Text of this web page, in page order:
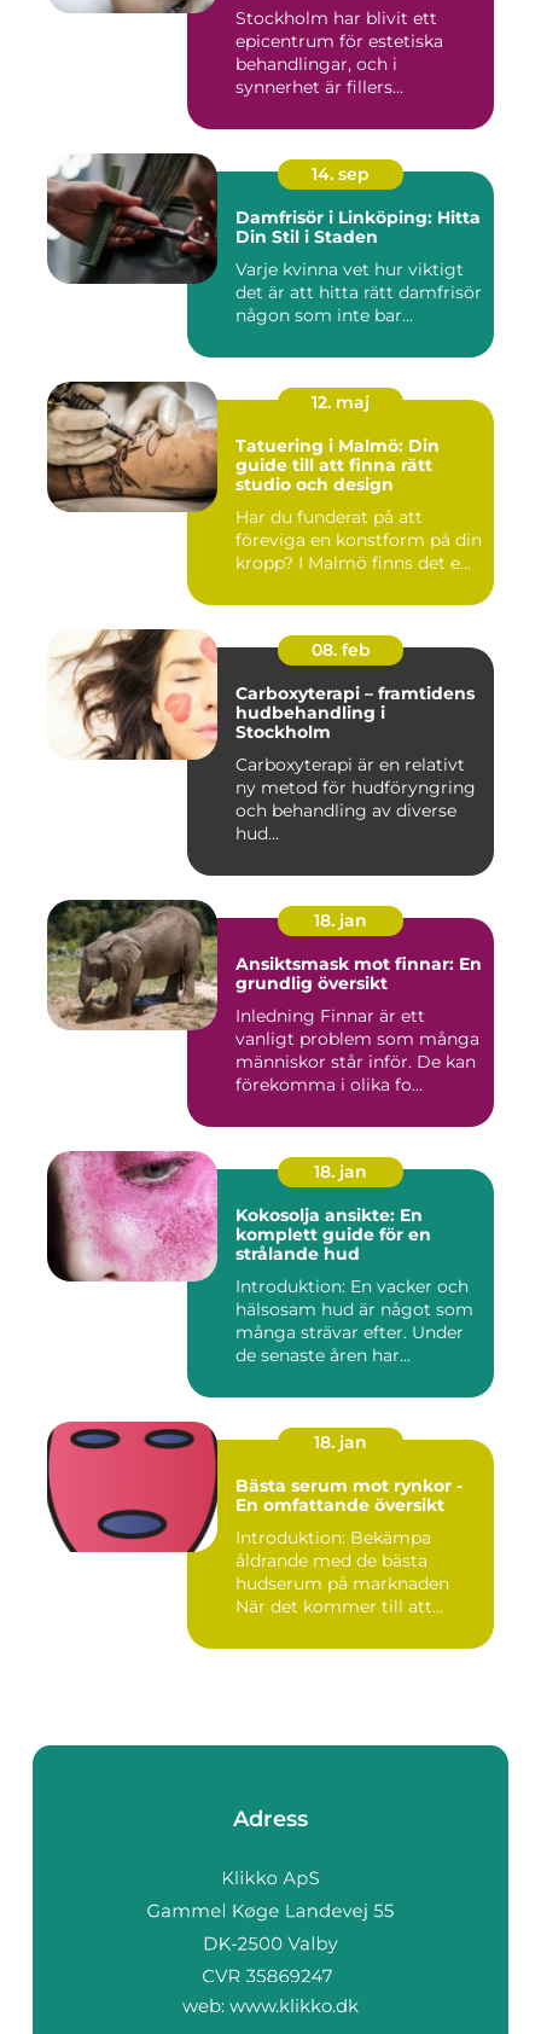
Stockholm har blivit ett
epicentrum för estetiska
behandlingar, och i
synnerhet är fillers...
14. sep
Damfrisör i Linköping: Hitta
Din Stil i Staden
Varje kvinna vet hur viktigt
det är att hitta rätt damfrisör
någon som inte bar...
12. maj
Tatuering i Malmö: Din
guide till att finna rätt
studio och design
Har du funderat på att
föreviga en konstform på din
kropp? I Malmö finns det e...
08. feb
Carboxyterapi – framtidens
hudbehandling i
Stockholm
Carboxyterapi är en relativt
ny metod för hudföryngring
och behandling av diverse
hud...
18. jan
Ansiktsmask mot finnar: En
grundlig översikt
Inledning Finnar är ett
vanligt problem som många
människor står inför. De kan
förekomma i olika fo...
18. jan
Kokosolja ansikte: En
komplett guide för en
strålande hud
Introduktion: En vacker och
hälsosam hud är något som
många strävar efter. Under
de senaste åren har...
18. jan
Bästa serum mot rynkor -
En omfattande översikt
Introduktion: Bekämpa
åldrande med de bästa
hudserum på marknaden
När det kommer till att
Adress
web: www.klikko.dk